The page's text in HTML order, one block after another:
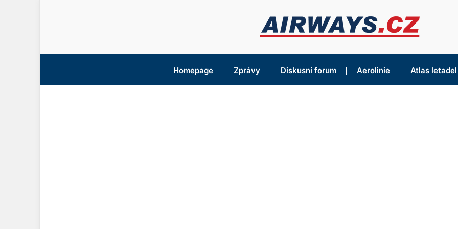
Homepage Zprávy Diskusní forum Aerolinie Atlas letadel